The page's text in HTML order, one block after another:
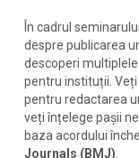
În cadrul
despre publicarea
descoperi
pentru instituții.
pentru redactarea
veți înțelege pașii
baza acordului
Journals (BMJ)